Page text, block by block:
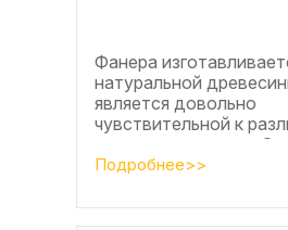
Фанера
натуральной
является довольно
чувствительной к
внешним влияниям. Это
проявляется, например,
Подробнее>>